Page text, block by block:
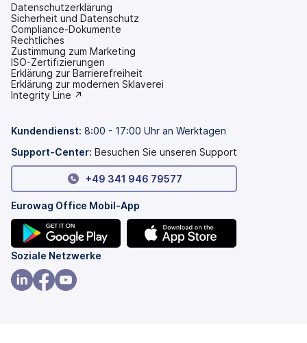
Datenschutzerklärung
Sicherheit und Datenschutz
Compliance-Dokumente
Rechtliches
Zustimmung zum Marketing
ISO-Zertifizierungen
Erklärung zur Barrierefreiheit
(wird
in
Tab
Erklärung zur modernen Sklaverei
(wird
neuen
geöffnet)
Integrity Line ↗
Kundendienst: 8:00 - 17:00 Uhr an Werktagen
Support-Center: Besuchen Sie unseren Support
+49 341 946 79577
Eurowag Office Mobil-App
(wird
in
einem
Soziale Netzwerke